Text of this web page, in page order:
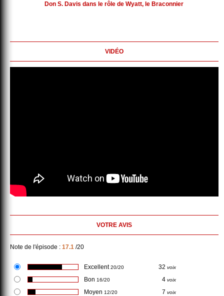
Don S. Davis dans le rôle de Wyatt, le Braconnier
VIDÉO
VOTRE AVIS
Note de l'épisode : 17.1 /20
Excellent20/20 32 voix
Bon 16/20 4 voix
Moyen 12/20 7 voix